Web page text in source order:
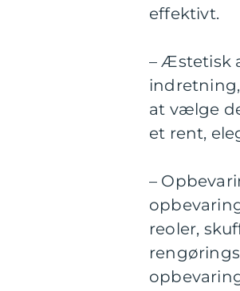
effektivt.
– Æstetisk
at vælge
et rent,
–
reoler,